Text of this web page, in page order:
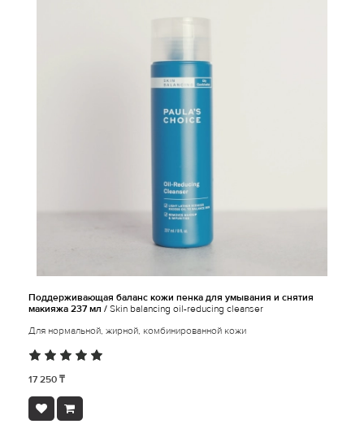
Поддерживающая баланс кожи пенка для умывания и снятия
макияжа 237 мл / Skin balancing oil-reducing cleanser
Для нормальной, жирной, комбинированной кожи
17 250 ₸